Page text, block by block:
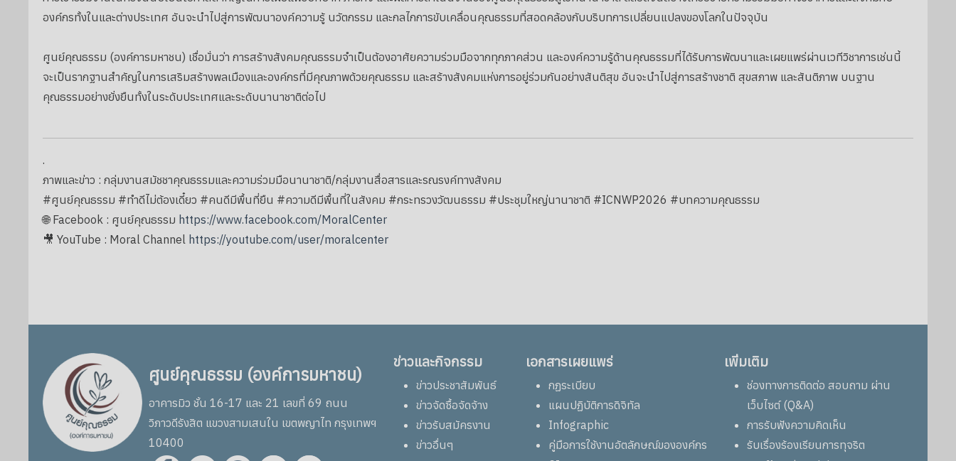
องค์กรทั้งในและต่างประเทศ อันจะนำไปสู่การพัฒนาองค์ความรู้ นวัตกรรม และกลไกการขับเคลื่อนคุณธรรมที่สอดคล้องกับบริบทการเปลี่ยนแปลงของโลกในปัจจุบัน
ศูนย์คุณธรรม (องค์การมหาชน) เชื่อมั่นว่า การสร้างสังคมคุณธรรมจำเป็นต้องอาศัยความร่วมมือจากทุกภาคส่วน และองค์ความรู้ด้านคุณธรรมที่ได้รับการพัฒนาและเผยแพร่ผ่านเวทีวิชาการเช่นนี้
จะเป็นรากฐานสำคัญในการเสริมสร้างพลเมืองและองค์กรที่มีคุณภาพด้วยคุณธรรม และสร้างสังคมแห่งการอยู่ร่วมกันอย่างสันติสุข อันจะนำไปสู่การสร้างชาติ สุขสภาพ และสันติภาพ บนฐาน
คุณธรรมอย่างยั่งยืนทั้งในระดับประเทศและระดับนานาชาติต่อไป
.
ภาพและข่าว : กลุ่มงานสมัชชาคุณธรรมและความร่วมมือนานาชาติ/กลุ่มงานสื่อสารและรณรงค์ทางสังคม
#ศูนย์คุณธรรม #ทำดีไม่ต้องเดี๋ยว #คนดีมีพื้นที่ยืน #ความดีมีพื้นที่ในสังคม #กระทรวงวัฒนธรรม #ประชุมใหญ่นานาชาติ #ICNWP2026 #บทความคุณธรรม
🌐 Facebook : ศูนย์คุณธรรม https://www.facebook.com/MoralCenter
🎥 YouTube : Moral Channel https://youtube.com/user/moralcenter
ศูนย์คุณธรรม (องค์การมหาชน)
อาคารมิว ชั้น 16-17 และ 21 เลขที่ 69 ถนน
วิภาวดีรังสิต แขวงสามเสนใน เขตพญาไท กรุงเทพฯ
10400
ข่าวและกิจกรรม
ข่าวประชาสัมพันธ์
ข่าวจัดซื้อจัดจ้าง
ข่าวรับสมัครงาน
ข่าวอื่นๆ
เอกสารเผยแพร่
กฏระเบียบ
แผนปฏิบัติการดิจิทัล
Infographic
คู่มือการใช้งานอัตลักษณ์ขององค์กร
เพิ่มเติม
ช่องทางการติดต่อ สอบถาม ผ่าน
เว็บไซต์ (Q&A)
การรับฟังความคิดเห็น
รับเรื่องร้องเรียนการทุจริต